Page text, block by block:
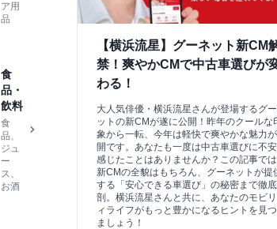
ア用
品
食
品・
飲料
食
品、
ジュ
ー
ス、
お酒
【横浜流星】グーネット新CM
禁！爽やかCMで中古車選びが
わる！
大人気俳優・横浜流星さんが登場するグ
ットの新CMが遂に公開！昨年のクールな
象から一転、今年は軽快で爽やかな魅力
開です。あなたも一度は中古車選びに不
感じたことはありませんか？この記事では
新CMの全貌はもちろん、グーネットが提
する「安心できる車選び」の秘密まで徹
剖。横浜流星さんと共に、あなたのモビ
ィライフがもっと豊かになるヒントを見
ましょう！